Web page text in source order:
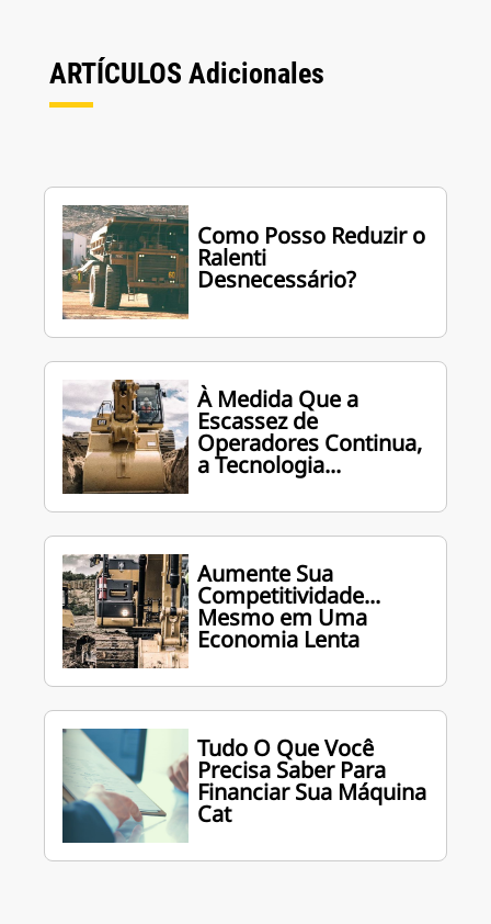
ARTÍCULOS Adicionales
Como Posso Reduzir o
Ralenti
Desnecessário?
À Medida Que a
Escassez de
Operadores Continua,
a Tecnologia...
Aumente Sua
Competitividade...
Mesmo em Uma
Economia Lenta
Tudo O Que Você
Precisa Saber Para
Financiar Sua Máquina
Cat